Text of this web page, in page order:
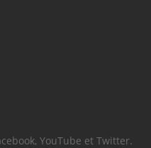
YouTube et Twitter.